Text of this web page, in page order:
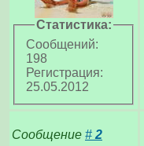
Статистика:
Сообщений:
198
Регистрация:
25.05.2012
Сообщение # 2